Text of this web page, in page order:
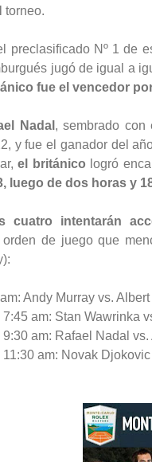
torneo.
preclasificado Nº 1 de
jugó de igual a
fue el vencedor
Nadal , sembrado con
y fue el ganador del
el británico logró
luego de dos horas y
cuatro intentarán
de juego que
Andy Murray vs.
am: Stan Wawrinka
am: Rafael Nadal
am: Novak